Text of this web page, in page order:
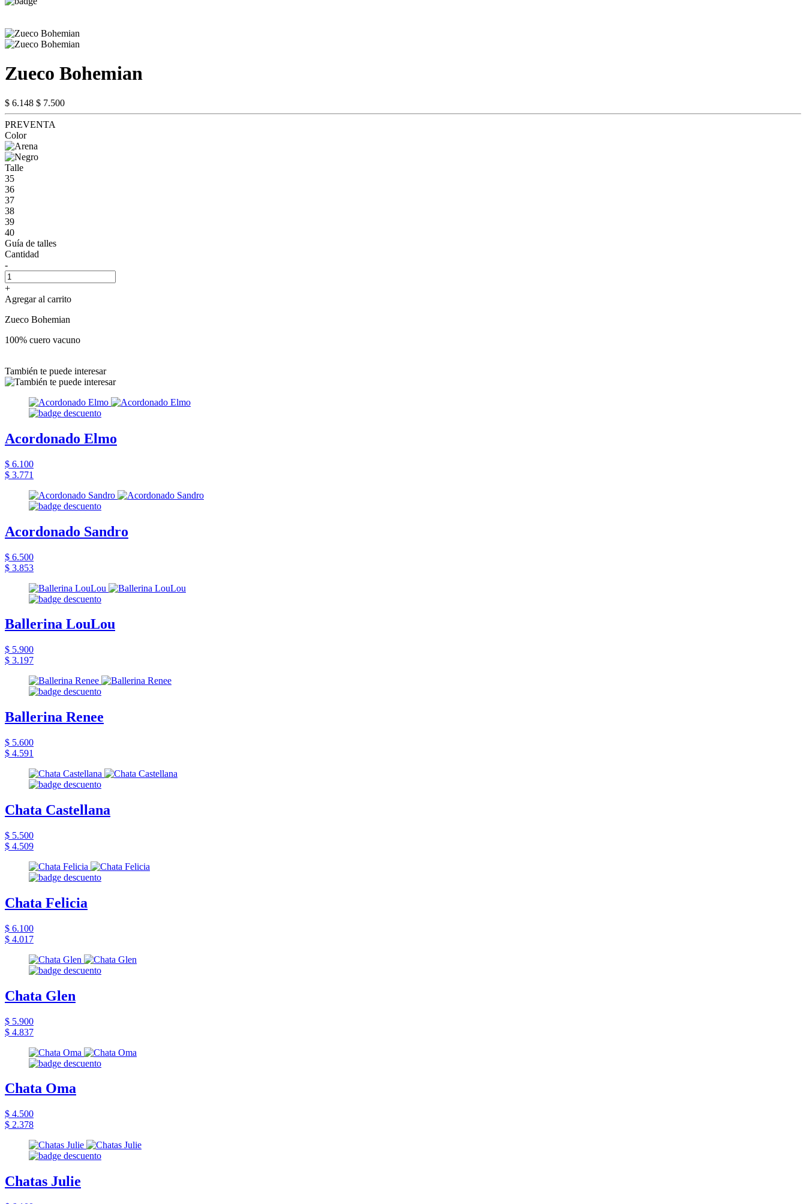
Zueco Bohemian
$ 6.148 $ 7.500
PREVENTA
Color
Talle
35
36
37
38
39
40
Guía de talles
Cantidad
-
+
Agregar al carrito
Zueco Bohemian
100% cuero vacuno
También te puede interesar
Acordonado Elmo
$ 6.100
$ 3.771
Acordonado Sandro
$ 6.500
$ 3.853
Ballerina LouLou
$ 5.900
$ 3.197
Ballerina Renee
$ 5.600
$ 4.591
Chata Castellana
$ 5.500
$ 4.509
Chata Felicia
$ 6.100
$ 4.017
Chata Glen
$ 5.900
$ 4.837
Chata Oma
$ 4.500
$ 2.378
Chatas Julie